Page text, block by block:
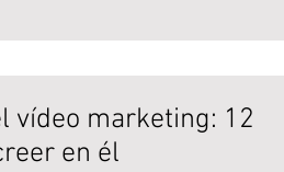
vídeo marketing: 12
en él